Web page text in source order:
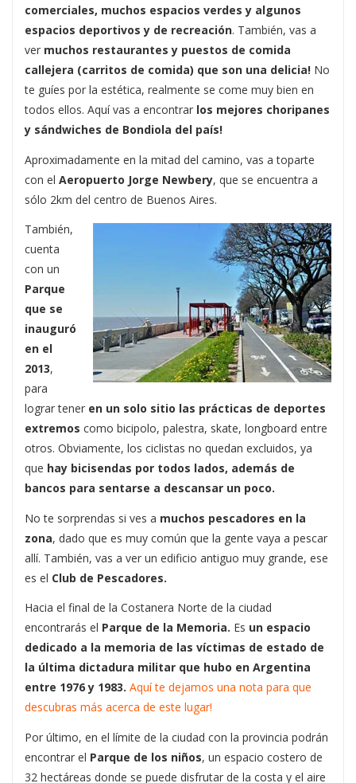
comerciales, muchos espacios verdes y algunos
espacios deportivos y de recreación. También, vas a
ver muchos restaurantes y puestos de comida
callejera (carritos de comida) que son una delicia! No
te guíes por la estética, realmente se come muy bien en
todos ellos. Aquí vas a encontrar los mejores choripanes
y sándwiches de Bondiola del país!
Aproximadamente en la mitad del camino, vas a toparte
con el Aeropuerto Jorge Newbery, que se encuentra a
sólo 2km del centro de Buenos Aires.
También,
cuenta
con un
Parque
que se
inauguró
en el
2013,
para
lograr tener en un solo sitio las prácticas de deportes
extremos como bicipolo, palestra, skate, longboard entre
otros. Obviamente, los ciclistas no quedan excluidos, ya
que hay bicisendas por todos lados, además de
bancos para sentarse a descansar un poco.
No te sorprendas si ves a muchos pescadores en la
zona, dado que es muy común que la gente vaya a pescar
allí. También, vas a ver un edificio antiguo muy grande, ese
es el Club de Pescadores.
Hacia el final de la Costanera Norte de la ciudad
encontrarás el Parque de la Memoria. Es un espacio
dedicado a la memoria de las víctimas de estado de
la última dictadura militar que hubo en Argentina
entre 1976 y 1983. Aquí te dejamos una nota para que
descubras más acerca de este lugar!
Por último, en el límite de la ciudad con la provincia podrán
encontrar el Parque de los niños, un espacio costero de
32 hectáreas donde se puede disfrutar de la costa y el aire